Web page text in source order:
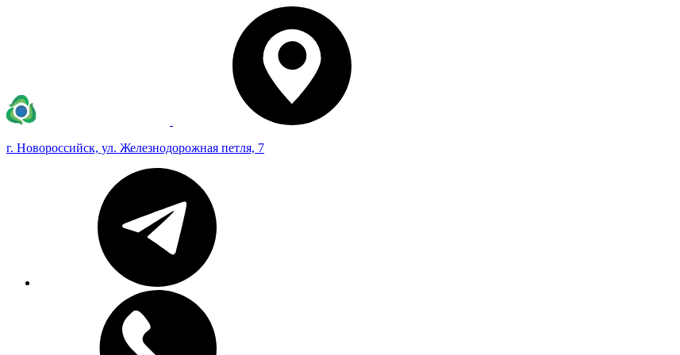
г. Новороссийск, ул. Железнодорожная петля, 7